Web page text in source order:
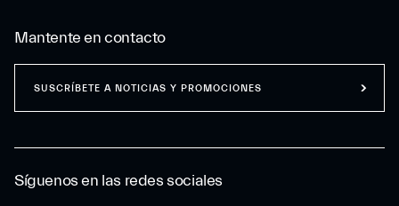
Síguenos en las redes sociales
Mantente en contacto
SUSCRÍBETE A NOTICIAS Y PROMOCIONES